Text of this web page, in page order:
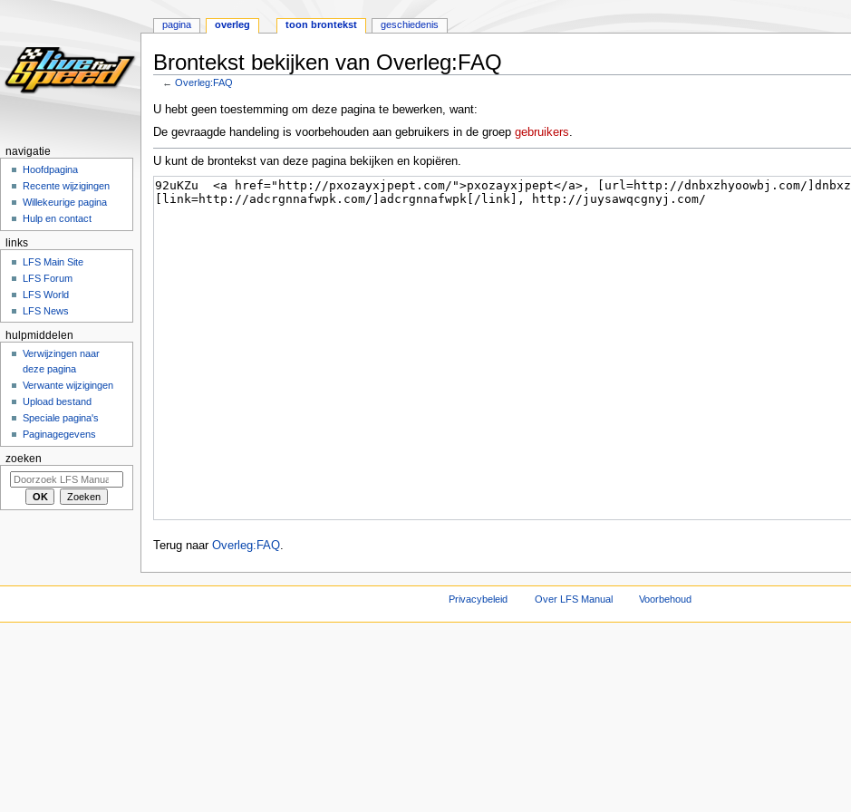
Brontekst bekijken van Overleg:FAQ
←Overleg:FAQ
Naar
navigatie
Naar
zoeken
U hebt geen toestemming om deze pagina te bewerken, want:
De gevraagde handeling is voorbehouden aan gebruikers in de groep gebruikers.
U kunt de brontekst van deze pagina bekijken en kopiëren.
Terug naar Overleg:FAQ.
pagina overleg toon brontekst geschiedenis
navigatie
Hoofdpagina
Recente wijzigingen
Willekeurige pagina
Hulp en contact
links
LFS Main Site
LFS Forum
LFS World
LFS News
hulpmiddelen
Verwijzingen naar
deze pagina
Verwante wijzigingen
Upload bestand
Speciale pagina's
Paginagegevens
zoeken
Privacybeleid Over LFS Manual Voorbehoud